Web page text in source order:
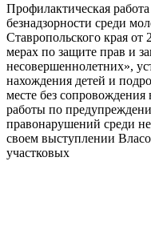
Профилактическая
безнадзорности среди
Ставропольского края
мерах по защите прав и
несовершеннолетних»,
нахождения детей и
месте без сопровождения
работы по
правонарушений среди
своем выступлении
участковых